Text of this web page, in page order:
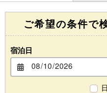
ご希望の条件で
宿泊日